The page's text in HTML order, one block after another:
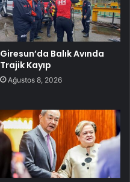
Giresun’da Balık Avında
Trajik Kayıp
Ağustos 8, 2026